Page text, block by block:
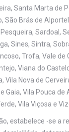
Santa Marta de
São Brás de
Sardoal,
Sines, Sintra,
Trofa, Vale de
Viana do
Vila Nova de
Gaia, Vila Pouca de
Vila Viçosa e
estabelece -se a